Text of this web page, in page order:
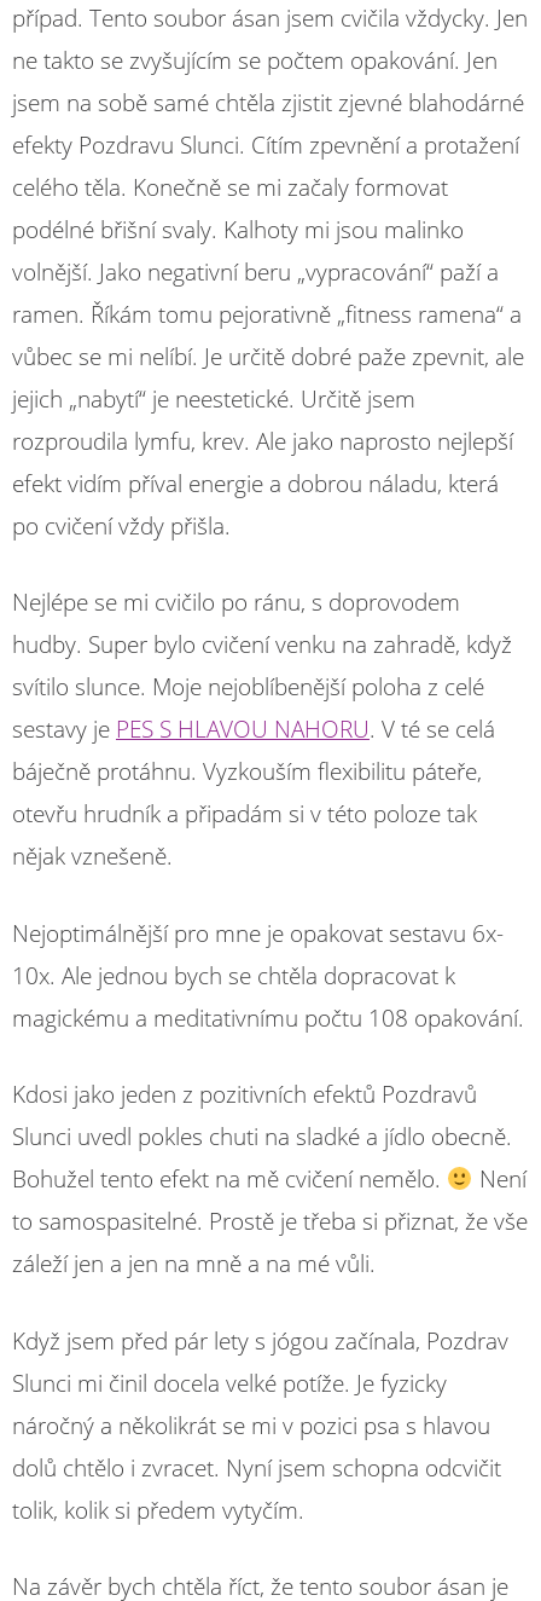
případ. Tento soubor ásan jsem cvičila vždycky. Jen
ne takto se zvyšujícím se počtem opakování. Jen
jsem na sobě samé chtěla zjistit zjevné blahodárné
efekty Pozdravu Slunci. Cítím zpevnění a protažení
celého těla. Konečně se mi začaly formovat
podélné břišní svaly. Kalhoty mi jsou malinko
volnější. Jako negativní beru „vypracování“ paží a
ramen. Říkám tomu pejorativně „fitness ramena“ a
vůbec se mi nelíbí. Je určitě dobré paže zpevnit, ale
jejich „nabytí“ je neestetické. Určitě jsem
rozproudila lymfu, krev. Ale jako naprosto nejlepší
efekt vidím příval energie a dobrou náladu, která
po cvičení vždy přišla.
Nejlépe se mi cvičilo po ránu, s doprovodem
hudby. Super bylo cvičení venku na zahradě, když
svítilo slunce. Moje nejoblíbenější poloha z celé
sestavy je PES S HLAVOU NAHORU. V té se celá
báječně protáhnu. Vyzkouším flexibilitu páteře,
otevřu hrudník a připadám si v této poloze tak
nějak vznešeně.
Nejoptimálnější pro mne je opakovat sestavu 6x-
10x. Ale jednou bych se chtěla dopracovat k
magickému a meditativnímu počtu 108 opakování.
Kdosi jako jeden z pozitivních efektů Pozdravů
Slunci uvedl pokles chuti na sladké a jídlo obecně.
Bohužel tento efekt na mě cvičení nemělo.
Není
to samospasitelné. Prostě je třeba si přiznat, že vše
záleží jen a jen na mně a na mé vůli.
Když jsem před pár lety s jógou začínala, Pozdrav
Slunci mi činil docela velké potíže. Je fyzicky
náročný a několikrát se mi v pozici psa s hlavou
dolů chtělo i zvracet. Nyní jsem schopna odcvičit
tolik, kolik si předem vytyčím.
Na závěr bych chtěla říct, že tento soubor ásan je